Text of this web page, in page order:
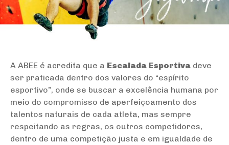
A ABEE é acredita que a Escalada Esportiva deve
ser praticada dentro dos valores do “espírito
esportivo”, onde se buscar a excelência humana por
meio do compromisso de aperfeiçoamento dos
talentos naturais de cada atleta, mas sempre
respeitando as regras, os outros competidores,
dentro de uma competição justa e em igualdade de